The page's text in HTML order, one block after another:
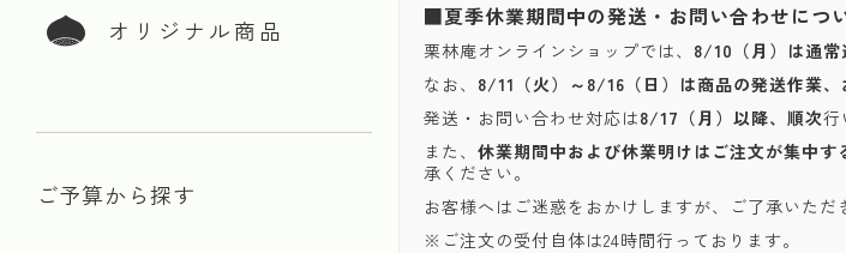
オリジナル商品
ご予算から探す
■夏季休業期間中の発送・お問い合わせにつ
栗林庵オンラインショップでは、 8/10（月）は通常
なお、 8/11（火）～8/16（日）は商品の発送作業
発送・お問い合わせ対応は8/17（月）以降、順次行
また、 休業期間中および休業明けはご注文が集中す
承ください。
お客様へはご迷惑をおかけしますが、ご了承いただ
※ご注文の受付自体は24時間行っております。